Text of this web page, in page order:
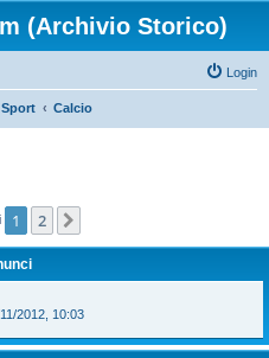
(Archivio Storico)
Login
Calcio
1 2
2012, 10:03